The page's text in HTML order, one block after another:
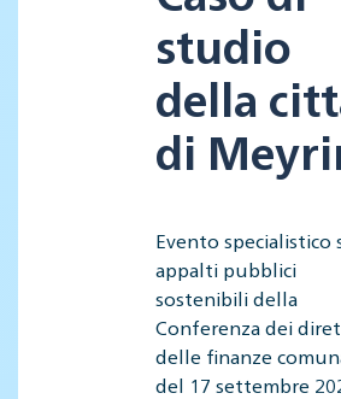
studio
della
di
Evento specialistico
appalti pubblici
sostenibili della
Conferenza dei
delle finanze
del 17 settembre